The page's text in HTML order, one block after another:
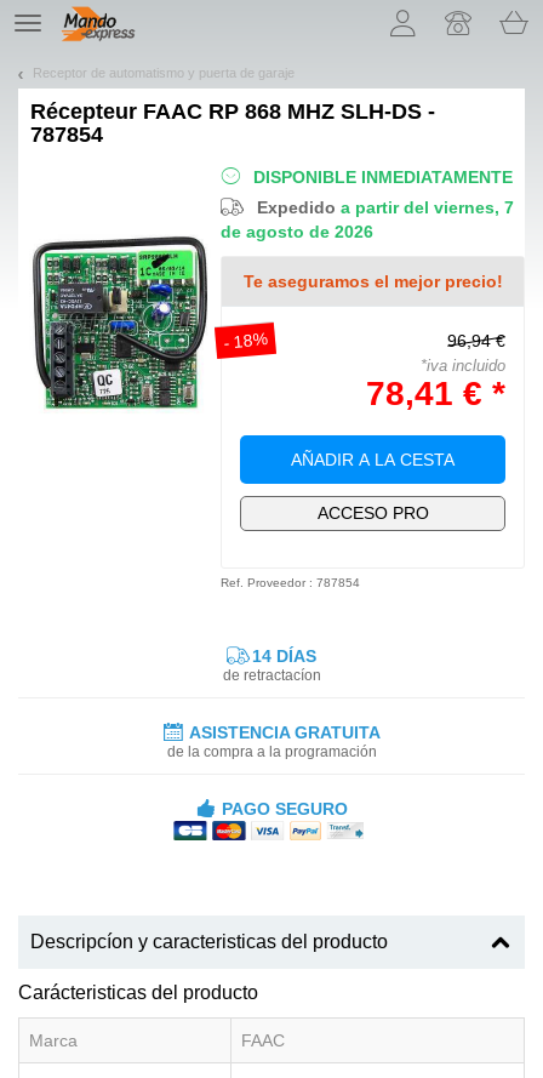
TE
navigation
Receptor de automatismo y puerta de garaje
Récepteur FAAC RP 868 MHZ SLH-DS -
787854
DISPONIBLE INMEDIATAMENTE
Expedidoa partir del viernes, 7
de agosto de 2026
Te aseguramos el mejor precio!
- 18% 96,94 €
*iva incluido
78,41 € *
AÑADIR A LA CESTA
ACCESO PRO
Ref. Proveedor : 787854
14 DÍAS
de retractacíon
ASISTENCIA GRATUITA
de la compra a la programación
PAGO SEGURO
Descripcíon y caracteristicas del producto
Carácteristicas del producto
Marca FAAC
¡Permítenos presentarte nuestras cookies!